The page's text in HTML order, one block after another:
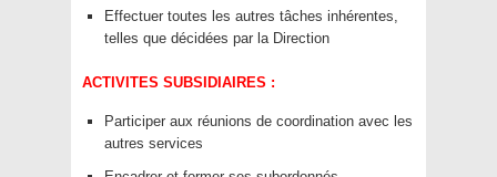
Effectuer toutes les autres tâches inhérentes,
telles que décidées par la Direction
ACTIVITES SUBSIDIAIRES :
Participer aux réunions de coordination avec les
autres services